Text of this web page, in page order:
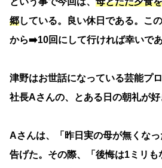
郷している。良い休日である。こ
から➡️10回にして行ければ幸いであ
津野はお世話になっている芸能プ
社長Aさんの、とある日の朝礼が好
Aさんは、「昨日実の母が無くな
告げた。その際、「後悔は1ミリも